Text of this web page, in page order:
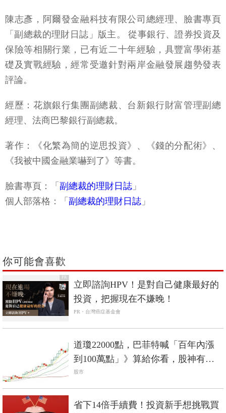
陳志彥，阿爾發金融科技有限公司總經理、臉書專頁
「副總裁的理財日誌」版主。 從事銀行、證券投資及
保險等相關行業，已有近二十年經驗，具豐富學術基
礎及實戰經驗，經常受邀針對兩岸金融發展趨勢發表
評論。
經歷：花旗銀行集團副總裁、台新銀行財富管理副總
經理、法商巴黎銀行副總裁。
著作：《化繁為簡的逆思投資》、《錢的分配術》、
《我被中國金融業嚇到了》等書。
臉書專頁：「 副總裁的理財日誌 」
個人部落格：「 副總裁的理財日誌 」
你可能會喜歡
PR
立即諮詢HPV！是對自己健康最好的
投資，把握現在不嫌晚！
PR・台灣癌症基金會
道瓊22000點，巴菲特喊「百年內漲
到100萬點」》算給你看，股神有憑
有據，不是老番顛
股市
省下14倍手續費！投資新手想挑戰買